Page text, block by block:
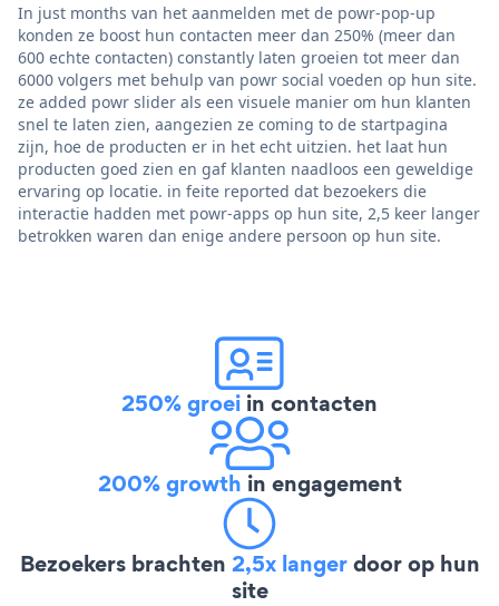
In just months van het aanmelden met de powr-pop-up
konden ze boost hun contacten meer dan 250% (meer dan
600 echte contacten) constantly laten groeien tot meer dan
6000 volgers met behulp van powr social voeden op hun site.
ze added powr slider als een visuele manier om hun klanten
snel te laten zien, aangezien ze coming to de startpagina
zijn, hoe de producten er in het echt uitzien. het laat hun
producten goed zien en gaf klanten naadloos een geweldige
ervaring op locatie. in feite reported dat bezoekers die
interactie hadden met powr-apps op hun site, 2,5 keer langer
betrokken waren dan enige andere persoon op hun site.
250% groei in contacten
200% growth in engagement
Bezoekers brachten 2,5x langerdoor op hun
site